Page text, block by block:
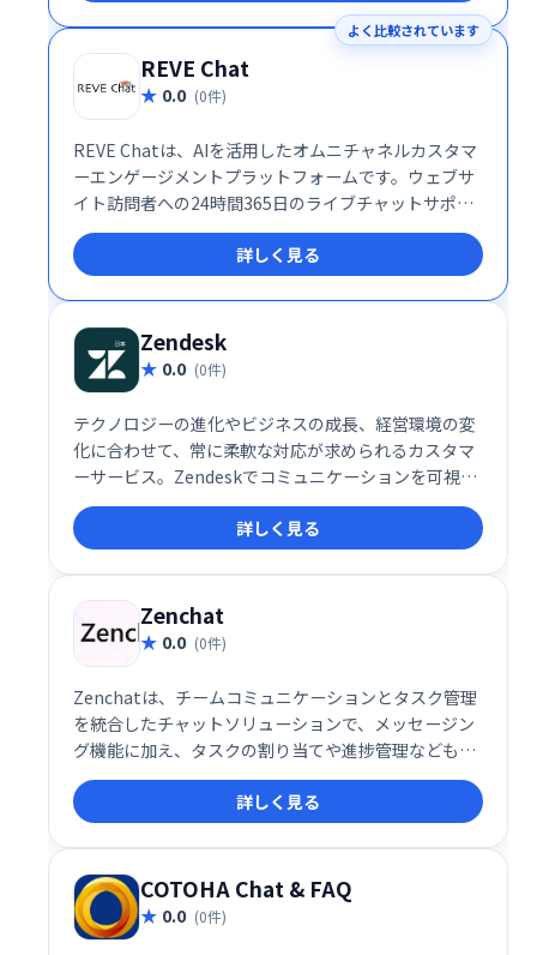
現。場所を選ばず、チームや仲間と簡単に繋がること
を可能にします。 無料プランから利用でき、ビジネス
ニーズにも対応する柔軟性も魅力です。
よく比較されています
REVE Chat
0.0 (0件)
REVE Chatは、AIを活用したオムニチャネルカスタマ
ーエンゲージメントプラットフォームです。ウェブサ
イト訪問者への24時間365日のライブチャットサポー
トを提供し、リード獲得と販売促進を支援します。AI
による効率的な対応と人間らしいサポートを両立し、
顧客エンゲージメントの向上を実現します。
詳しく見る
Zendesk
0.0 (0件)
テクノロジーの進化やビジネスの成長、経営環境の変
化に合わせて、常に柔軟な対応が求められるカスタマ
ーサービス。Zendeskでコミュニケーションを可視化
し、お客様の期待値を超える体験を届けませんか？
詳しく見る
Zenchat
0.0 (0件)
Zenchatは、チームコミュニケーションとタスク管理
を統合したチャットソリューションで、メッセージン
グ機能に加え、タスクの割り当てや進捗管理なども一
元化します。
詳しく見る
COTOHA Chat & FAQ
0.0 (0件)